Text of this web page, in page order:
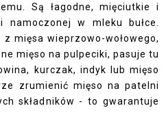
Są łagodne, mięciutkie i
namoczonej w mleku bułce.
mięsa wieprzowo-wołowego,
mięso na pulpeciki, pasuje tu
kurczak, indyk lub mięso
zrumienić mięso na patelni
składników - to gwarantuje